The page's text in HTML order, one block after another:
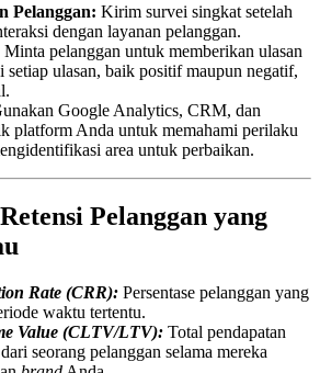
Pelanggan: Kirim survei singkat setelah
dengan layanan pelanggan.
Minta pelanggan untuk memberikan ulasan
setiap ulasan, baik positif maupun negatif,
Google Analytics, CRM, dan
platform Anda untuk memahami perilaku
area untuk perbaikan.
Pelanggan yang
Rate (CRR): Persentase pelanggan yang
waktu tertentu.
Value (CLTV/LTV): Total pendapatan
seorang pelanggan selama mereka